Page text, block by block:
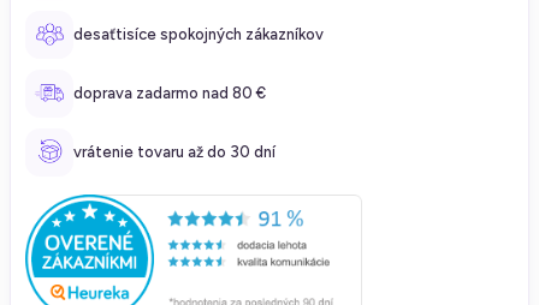
desaťtisíce spokojných zákazníkov
doprava zadarmo nad 80 €
vrátenie tovaru až do 30 dní